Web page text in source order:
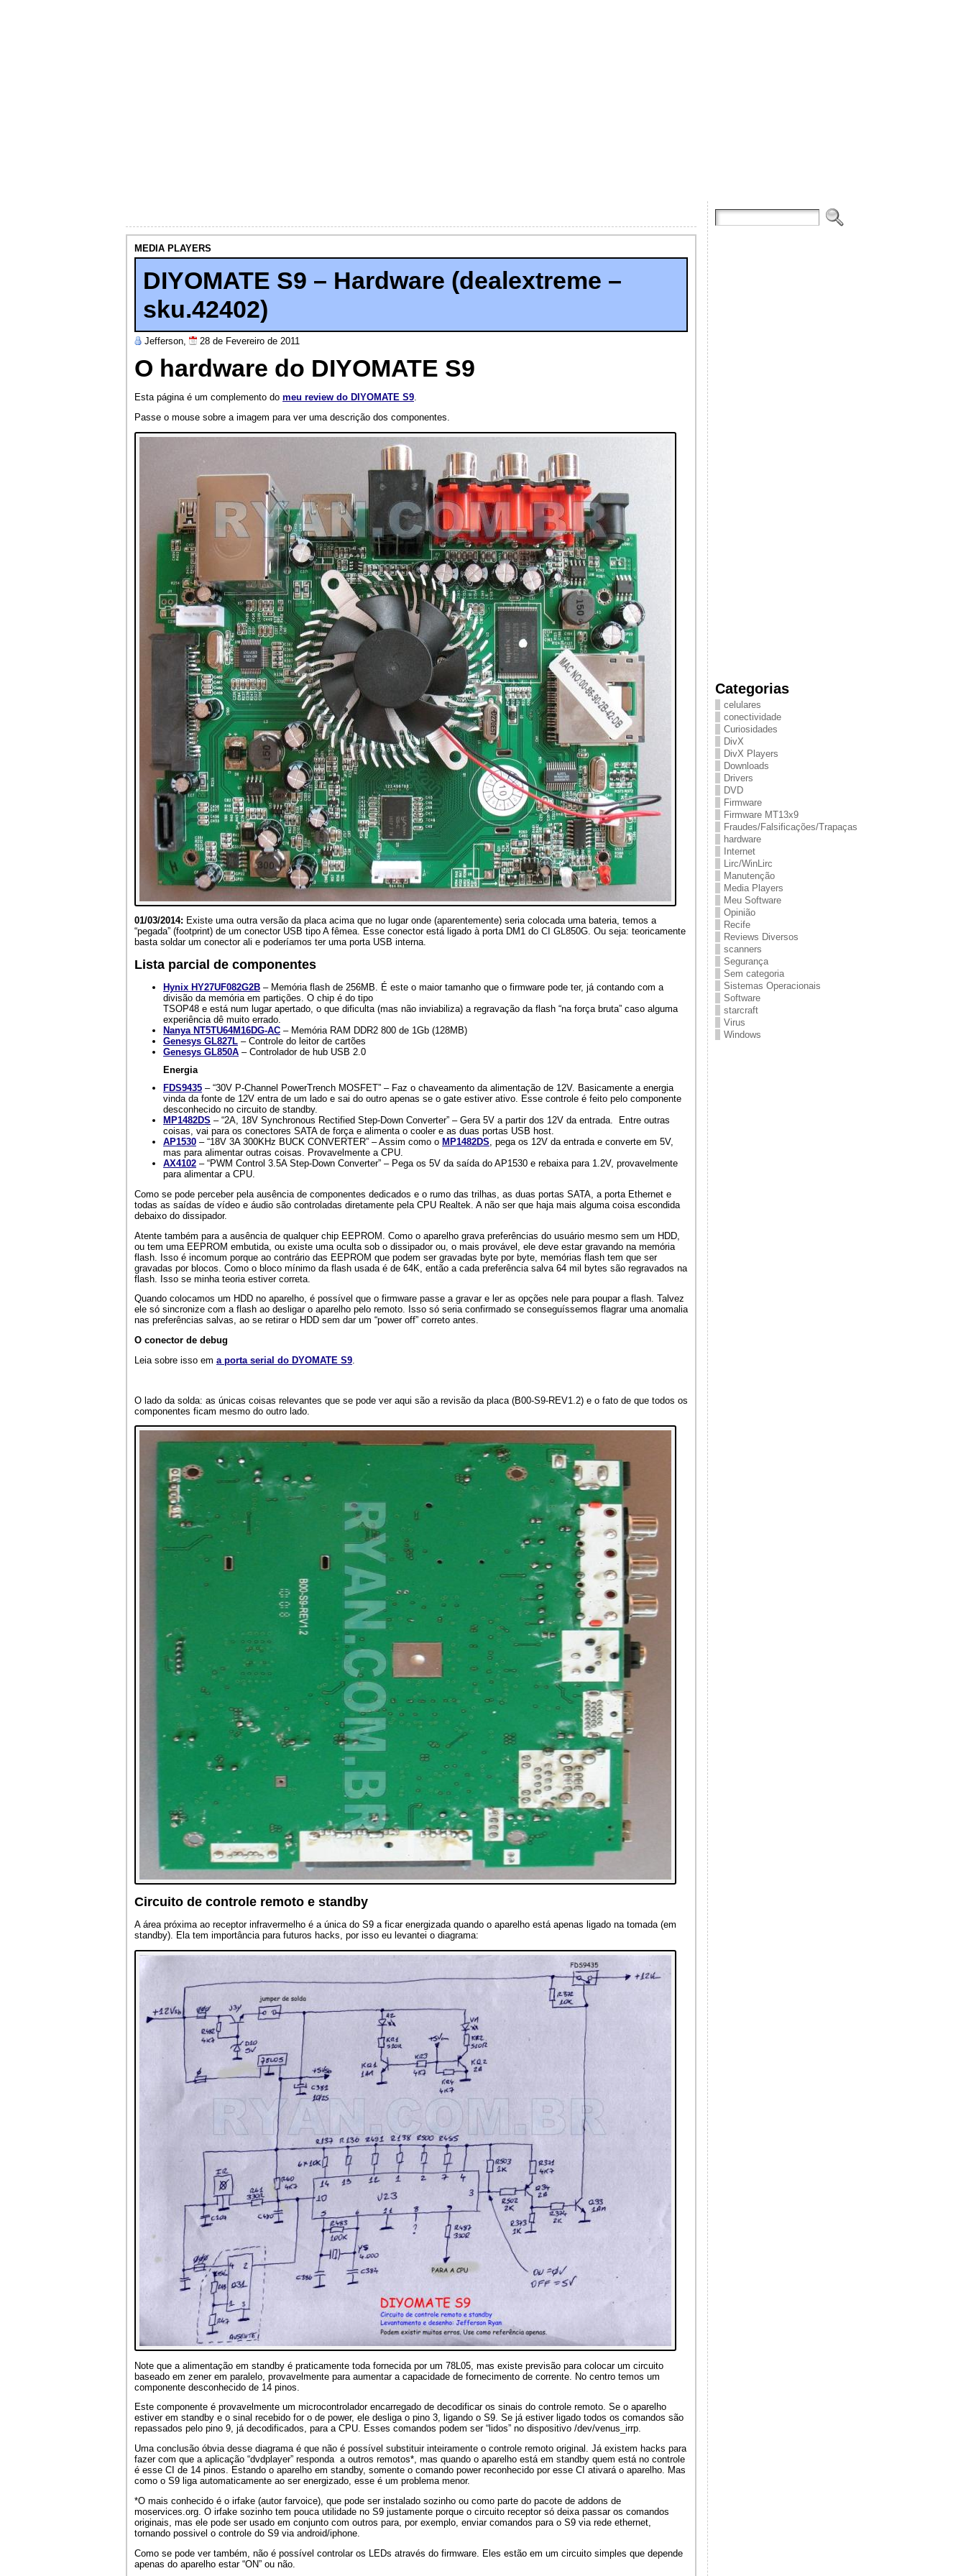
MEDIA PLAYERS
DIYOMATE S9 – Hardware (dealextreme –
sku.42402)
Jefferson, 28 de Fevereiro de 2011
O hardware do DIYOMATE S9
Esta página é um complemento do meu review do DIYOMATE S9
Passe o mouse sobre a imagem para ver uma descrição dos componentes.
01/03/2014: Existe uma outra versão da placa acima que no lugar onde (aparentemente) seria colocada uma bateria, temos a
“pegada” (footprint) de um conector USB tipo A fêmea. Esse conector está ligado à porta DM1 do CI GL850G. Ou seja: teoricamente
basta soldar um conector ali e poderíamos ter uma porta USB interna.
Lista parcial de componentes
Hynix HY27UF082G2B – Memória flash de 256MB. É este o maior tamanho que o firmware pode ter, já contando com a
divisão da memória em partições. O chip é do tipo
TSOP48 e está num lugar apertado, o que dificulta (mas não inviabiliza) a regravação da flash “na força bruta” caso alguma
experiência dê muito errado.
Nanya NT5TU64M16DG-AC – Memória RAM DDR2 800 de 1Gb (128MB)
Genesys GL827L – Controle do leitor de cartões
Genesys GL850A – Controlador de hub USB 2.0
Energia
FDS9435 – “30V P-Channel PowerTrench MOSFET” – Faz o chaveamento da alimentação de 12V. Basicamente a energia
vinda da fonte de 12V entra de um lado e sai do outro apenas se o gate estiver ativo. Esse controle é feito pelo componente
desconhecido no circuito de standby.
MP1482DS – “2A, 18V Synchronous Rectified Step-Down Converter” – Gera 5V a partir dos 12V da entrada. Entre outras
coisas, vai para os conectores SATA de força e alimenta o cooler e as duas portas USB host.
AP1530 – “18V 3A 300KHz BUCK CONVERTER” – Assim como o MP1482DS , pega os 12V da entrada e converte em 5V,
mas para alimentar outras coisas. Provavelmente a CPU.
AX4102 – “PWM Control 3.5A Step-Down Converter” – Pega os 5V da saída do AP1530 e rebaixa para 1.2V, provavelmente
para alimentar a CPU.
Como se pode perceber pela ausência de componentes dedicados e o rumo das trilhas, as duas portas SATA, a porta Ethernet e
todas as saídas de vídeo e áudio são controladas diretamente pela CPU Realtek. A não ser que haja mais alguma coisa escondida
debaixo do dissipador.
Atente também para a ausência de qualquer chip EEPROM. Como o aparelho grava preferências do usuário mesmo sem um HDD,
ou tem uma EEPROM embutida, ou existe uma oculta sob o dissipador ou, o mais provável, ele deve estar gravando na memória
flash. Isso é incomum porque ao contrário das EEPROM que podem ser gravadas byte por byte, memórias flash tem que ser
gravadas por blocos. Como o bloco mínimo da flash usada é de 64K, então a cada preferência salva 64 mil bytes são regravados na
flash. Isso se minha teoria estiver correta.
Quando colocamos um HDD no aparelho, é possível que o firmware passe a gravar e ler as opções nele para poupar a flash. Talvez
ele só sincronize com a flash ao desligar o aparelho pelo remoto. Isso só seria confirmado se conseguíssemos flagrar uma anomalia
nas preferências salvas, ao se retirar o HDD sem dar um “power off” correto antes.
O conector de debug
Leia sobre isso em a porta serial do DYOMATE S9
O lado da solda: as únicas coisas relevantes que se pode ver aqui são a revisão da placa (B00-S9-REV1.2) e o fato de que todos os
componentes ficam mesmo do outro lado.
Circuito de controle remoto e standby
A área próxima ao receptor infravermelho é a única do S9 a ficar energizada quando o aparelho está apenas ligado na tomada (em
standby). Ela tem importância para futuros hacks, por isso eu levantei o diagrama:
Note que a alimentação em standby é praticamente toda fornecida por um 78L05, mas existe previsão para colocar um circuito
baseado em zener em paralelo, provavelmente para aumentar a capacidade de fornecimento de corrente. No centro temos um
componente desconhecido de 14 pinos.
Este componente é provavelmente um microcontrolador encarregado de decodificar os sinais do controle remoto. Se o aparelho
estiver em standby e o sinal recebido for o de power, ele desliga o pino 3, ligando o S9. Se já estiver ligado todos os comandos são
repassados pelo pino 9, já decodificados, para a CPU. Esses comandos podem ser “lidos” no dispositivo /dev/venus_irrp.
Uma conclusão óbvia desse diagrama é que não é possível substituir inteiramente o controle remoto original. Já existem hacks para
fazer com que a aplicação “dvdplayer” responda a outros remotos*, mas quando o aparelho está em standby quem está no controle
é esse CI de 14 pinos. Estando o aparelho em standby, somente o comando power reconhecido por esse CI ativará o aparelho. Mas
como o S9 liga automaticamente ao ser energizado, esse é um problema menor.
*O mais conhecido é o irfake (autor farvoice), que pode ser instalado sozinho ou como parte do pacote de addons de
moservices.org. O irfake sozinho tem pouca utilidade no S9 justamente porque o circuito receptor só deixa passar os comandos
originais, mas ele pode ser usado em conjunto com outros para, por exemplo, enviar comandos para o S9 via rede ethernet,
tornando possivel o controle do S9 via android/iphone.
Como se pode ver também, não é possível controlar os LEDs através do firmware. Eles estão em um circuito simples que depende
apenas do aparelho estar “ON” ou não.
Categorias
celulares
conectividade
Curiosidades
DivX
DivX Players
Downloads
Drivers
DVD
Firmware
Firmware MT13x9
Fraudes/Falsificações/Trapaças
hardware
Internet
Lirc/WinLirc
Manutenção
Media Players
Meu Software
Opinião
Recife
Reviews Diversos
scanners
Segurança
Sem categoria
Sistemas Operacionais
Software
starcraft
Virus
Windows